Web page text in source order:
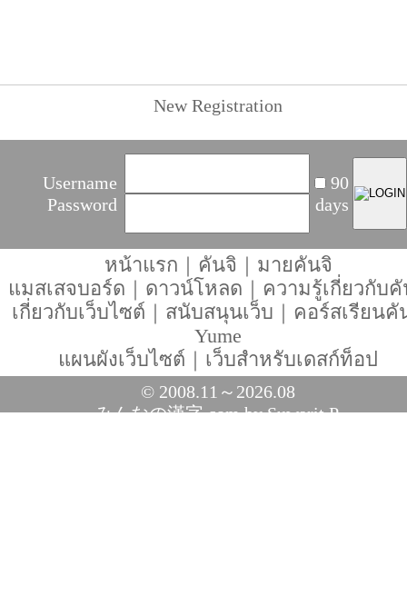
New Registration
Username
Password
90
days
หน้าแรก ｜ คันจิ ｜ มายคันจิ
แมสเสจบอร์ด ｜ ดาวน์โหลด ｜ ความรู้เกี่ยวกับ
เกี่ยวกับเว็บไซต์ ｜ สนับสนุนเว็บ ｜ คอร์สเรียนคั
Yume
แผนผังเว็บไซต์ ｜ เว็บสำหรับเดสก์ท็อป
© 2008.11～2026.08
みんなの漢字.comby Suwarit P.